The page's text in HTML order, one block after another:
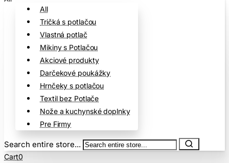
All
Tričká s potlačou
Vlastná potlač
Mikiny s Potlačou
Akciové produkty
Darčekové poukážky
Hrnčeky s potlačou
Textil bez Potlače
Nože a kuchynské doplnky
Pre Firmy
Search entire store...
Cart0